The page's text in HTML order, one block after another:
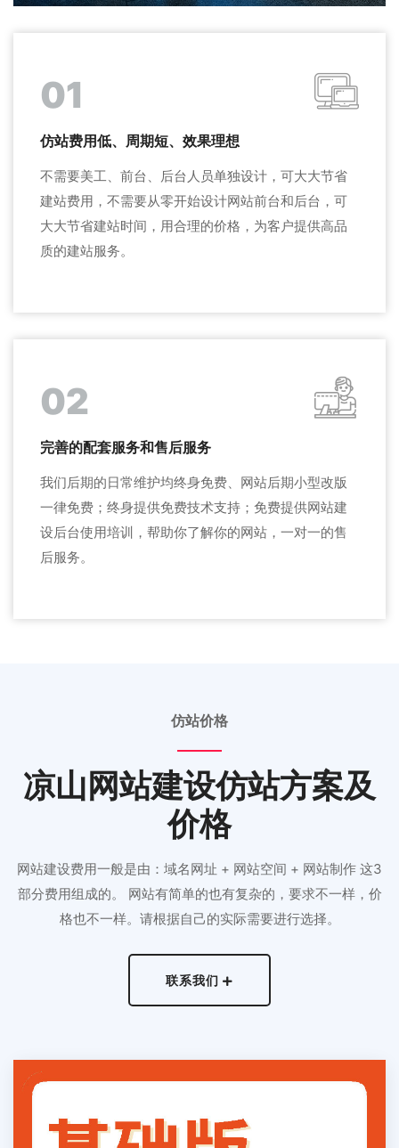
01
仿站费用低、周期短、效果理想
不需要美工、前台、后台人员单独设计，可大大节省
建站费用，不需要从零开始设计网站前台和后台，可
大大节省建站时间，用合理的价格，为客户提供高品
质的建站服务。
02
完善的配套服务和售后服务
我们后期的日常维护均终身免费、网站后期小型改版
一律免费；终身提供免费技术支持；免费提供网站建
设后台使用培训，帮助你了解你的网站，一对一的售
后服务。
仿站价格
凉山网站建设仿站方案及
价格
网站建设费用一般是由：域名网址 + 网站空间 + 网站制作 这3
部分费用组成的。 网站有简单的也有复杂的，要求不一样，价
格也不一样。请根据自己的实际需要进行选择。
联系我们